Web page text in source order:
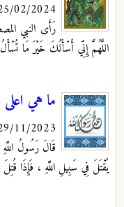
02/2024 - 13:24
رَأَى النبي
اللَّهُمَّ إِنِّي أَسْأَلُكَ خَيْرَ مَا
ما هي
11/2023 - 00:21
قَالَ رَسُولُ
يُقْتَلَ فِي سَبِيلِ اللَّهِ ، فَإِذَا